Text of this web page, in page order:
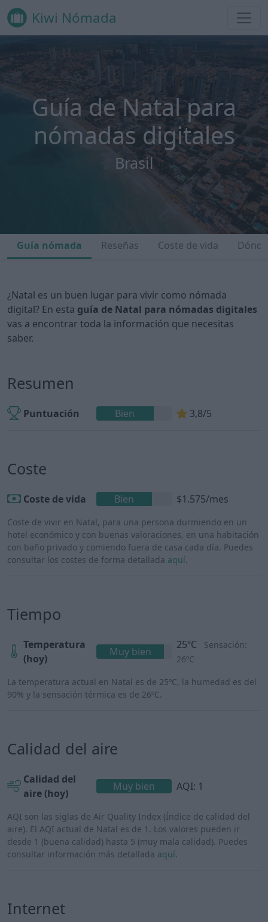
Kiwi Nómada
Guía de Natal para
nómadas digitales
Brasil
Guía nómada Reseñas Coste de vida
¿Natal es un buen lugar para vivir como nómada
digital? En esta guía de Natal para nómadas digitales
vas a encontrar toda la información que necesitas
saber.
Resumen
Puntuación Bien 3,8/5
Coste
Coste de vida Bien $1.575/mes
Coste de vivir en Natal, para una persona durmiendo en un
hotel económico y con buenas valoraciones, en una habitación
con baño privado y comiendo fuera de casa cada día. Puedes
consultar los costes de forma detallada aquí.
Tiempo
Temperatura
(hoy)
Muy bien
25ºC
Sensación:
26ºC
La temperatura actual en Natal es de 25ºC, la humedad es del
90% y la sensación térmica es de 26ºC.
Calidad del aire
Calidad del
aire (hoy)
Muy bien AQI: 1
AQI son las siglas de Air Quality Index (Índice de calidad del
aire). El AQI actual de Natal es de 1. Los valores pueden ir
desde 1 (buena calidad) hasta 5 (muy mala calidad). Puedes
consultar información más detallada aquí.
Internet